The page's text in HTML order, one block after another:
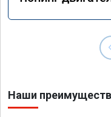
Наши